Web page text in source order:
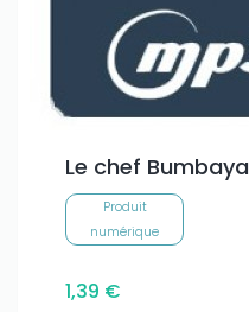
Le chef Bumbaya
Produit
numérique
1,39 €